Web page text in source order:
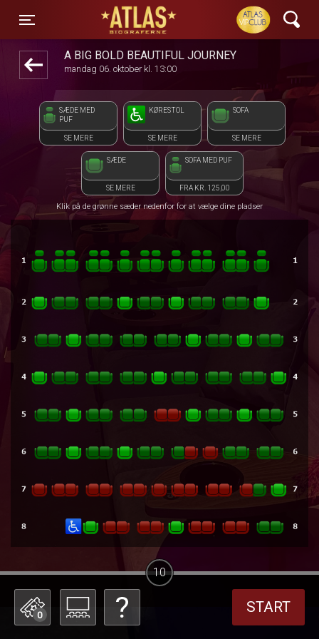
Toggle navigation
ATLAS Biograferne
A BIG BOLD BEAUTIFUL JOURNEY
mandag 06. oktober kl. 13:00
SÆDE MED
PUF
SE MERE
KØRESTOL
SE MERE
SOFA
SE MERE
SÆDE
SE MERE
SOFA MED PUF
FRA KR. 125,00
Klik på de grønne sæder nedenfor for at vælge dine pladser
0 START
10
front03-cc 034741